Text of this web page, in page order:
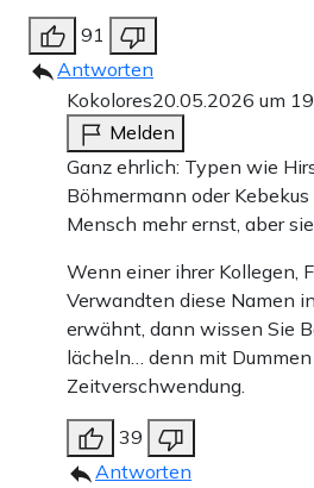
91
Antworten
Kokolores20.05.2026 um
Melden
Ganz ehrlich: Typen wie
Böhmermann oder
Mensch mehr ernst, aber
Wenn einer ihrer Kollegen,
Verwandten diese Namen
erwähnt, dann wissen Sie
lächeln… denn mit
Zeitverschwendung.
39
Antworten